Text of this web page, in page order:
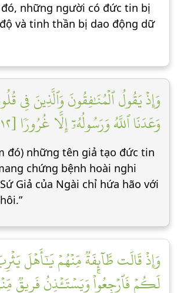
những người có đức tin bị
và tinh thần bị dao động dữ
وَإِذۡ يَقُولُ ٱلۡمُنَٰفِقُونَ وَٱلَّذِينَ فِي
وَعَدَنَا ٱللَّهُ وَرَسُولُهُۥٓ إِلَّا غُرُورٗا [١٢]
đó) những tên giả tạo đức tin
chứng bệnh hoài nghi
Giả của Ngài chỉ hứa hão với
وَإِذۡ قَالَت طَّآئِفَةٞ مِّنۡهُمۡ يَٰٓأَهۡلَ
لَكُمۡ فَٱرۡجِعُواْۚ وَيَسۡتَـٔۡذِنُ فَرِيقٞ